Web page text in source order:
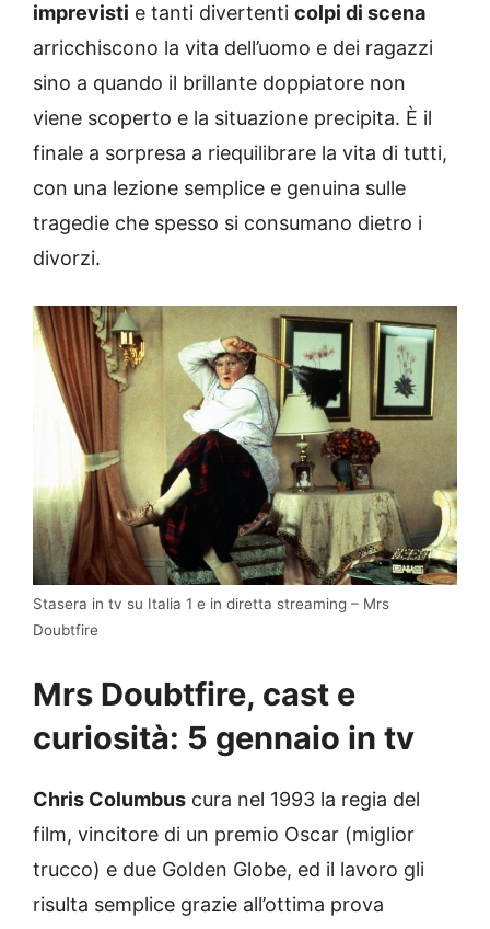
imprevisti e tanti divertenti colpi di scena
arricchiscono la vita dell’uomo e dei ragazzi
sino a quando il brillante doppiatore non
viene scoperto e la situazione precipita. È il
finale a sorpresa a riequilibrare la vita di tutti,
con una lezione semplice e genuina sulle
tragedie che spesso si consumano dietro i
divorzi.
Stasera in tv su Italia 1 e in diretta streaming – Mrs
Doubtfire
Mrs Doubtfire, cast e
curiosità: 5 gennaio in tv
Chris Columbus cura nel 1993 la regia del
film, vincitore di un premio Oscar (miglior
trucco) e due Golden Globe, ed il lavoro gli
risulta semplice grazie all’ottima prova